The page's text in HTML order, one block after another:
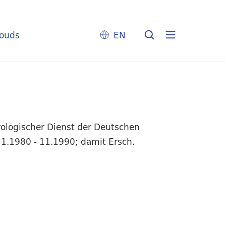
EN
Dienst der Deutschen
- 11.1990; damit Ersch.